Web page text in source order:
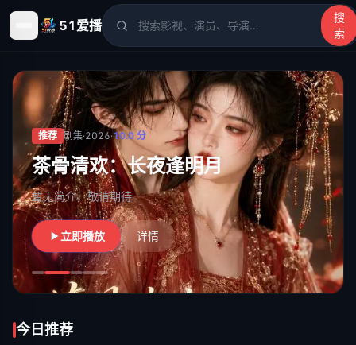
51爱播
搜
索
51爱播 - 电影、电视剧、动漫、综艺、短剧高清在线观看
推荐 剧集·2026·10.0 分
茶骨清欢：长夜逢明月
暂无简介，敬请期待
立即播放 详情
今日推荐